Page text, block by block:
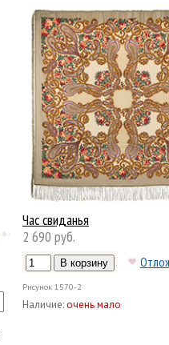
Час свиданья
2 690 руб.
Рисунок 1570-2
Наличие:очень мало